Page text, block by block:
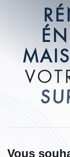
RÉ
É N
MAIS
VOT
SU
Vous